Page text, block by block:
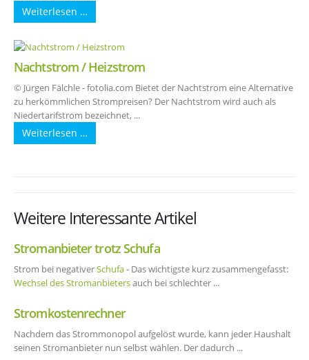
Weiterlesen …
Nachtstrom / Heizstrom
© Jürgen Fälchle - fotolia.com Bietet der Nachtstrom eine Alternative
zu herkömmlichen Strompreisen? Der Nachtstrom wird auch als
Niedertarifstrom bezeichnet, ...
Weiterlesen …
Weitere Interessante Artikel
Stromanbieter trotz Schufa
Strom bei negativerSchufa- Das wichtigste kurz zusammengefasst:
Wechsel des Stromanbietersauch bei schlechter ...
Stromkostenrechner
Nachdem das Strommonopol aufgelöst wurde, kann jeder Haushalt
seinen Stromanbieter nun selbst wählen. Der dadurch ...